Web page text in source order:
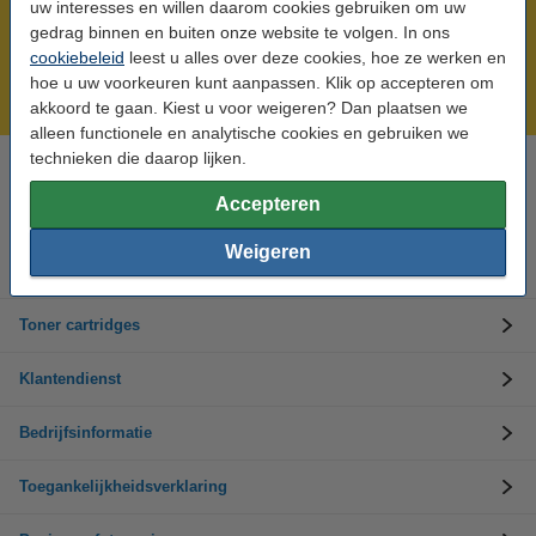
uw interesses en willen daarom cookies gebruiken om uw
gedrag binnen en buiten onze website te volgen. In ons
cookiebeleid leest u alles over deze cookies, hoe ze werken en
hoe u uw voorkeuren kunt aanpassen. Klik op accepteren om
akkoord te gaan. Kiest u voor weigeren? Dan plaatsen we
alleen functionele en analytische cookies en gebruiken we
technieken die daarop lijken.
Accepteren
Weigeren
Meer dan 5 miljoen klanten!
Voor 22.00 uur besteld, morgen in huis!
Laagsteprijsgarantie!
Hulp nodig? Bel ons op +32 (0)9 39 64 123
Op werkdagen van 8.30 tot 17 uur
Inktpatronen
Toner cartridges
Klantendienst
Bedrijfsinformatie
Toegankelijkheidsverklaring